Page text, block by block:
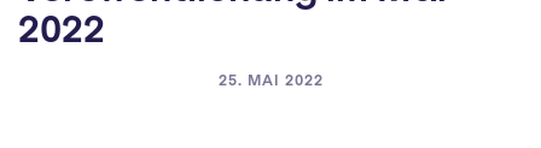
2022
25. MAI 2022